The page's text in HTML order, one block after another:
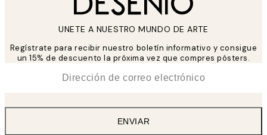
UNETE A NUESTRO MUNDO DE ARTE
Regístrate para recibir nuestro boletín informativo y consigue
un 15% de descuento la próxima vez que compres pósters.
ENVIAR